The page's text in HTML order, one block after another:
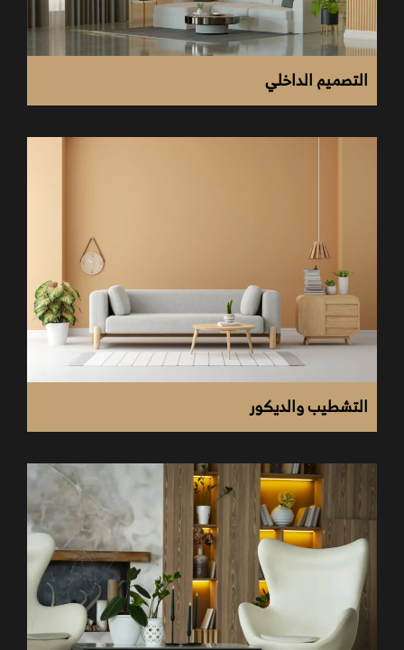
لابد من القيام في البداية بتحديد حجم ميزانية التصميم مع
حساب التكاليف الخاصة بكلا من السباكة والكهرباء، مع
المطبخ عملي حتى يتناسب مع احتياجاتك.
وبعدها عليك التخطيط لوضع كل من القطع سواء الحوض
أو حتى الثلاجة ومواقد الطهي مع ضرورة مراعاة كذلك مختلف
أنواع الإضاءة، بالإضافة إلى ضرورة اختيار نوعية الخزائن
المناسبة وذلك لأنها عنصر أساسي سواء من الناحية الجمالية أو
العملية، مع ضرورة التوازن وقت اختيار تلك القطع بألوان
مناسبة.
تكاليف
التصميم الداخلي
التشطيب والديكور